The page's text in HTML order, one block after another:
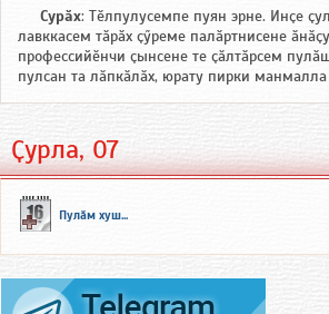
Сурӑх: Тӗлпулусемпе пуян эрне. Инҫе
лавккасем тӑрӑх ҫӳреме палӑртнисене
профессийӗнчи ҫынсене те ҫӑлтӑрсем
пулсан та лӑпкӑлӑх, юрату пирки
Ҫурла, 07
Пулӑм хуш...